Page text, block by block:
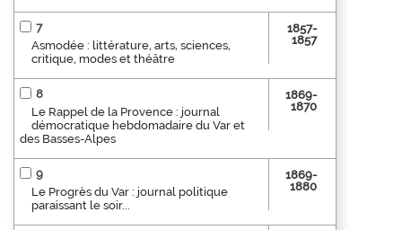
7
Asmodée : littérature, arts, sciences,
critique, modes et théâtre
1857-
1857
8
Le Rappel de la Provence : journal
démocratique hebdomadaire du Var et
des Basses-Alpes
1869-
1870
9
Le Progrès du Var : journal politique
paraissant le soir...
1869-
1880